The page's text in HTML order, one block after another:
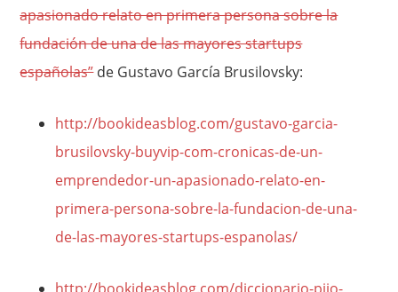
apasionado relato en primera persona sobre la
fundación de una de las mayores startups
españolas”de Gustavo García Brusilovsky:
http://bookideasblog.com/gustavo-garcia-
brusilovsky-buyvip-com-cronicas-de-un-
emprendedor-un-apasionado-relato-en-
primera-persona-sobre-la-fundacion-de-una-
de-las-mayores-startups-espanolas/